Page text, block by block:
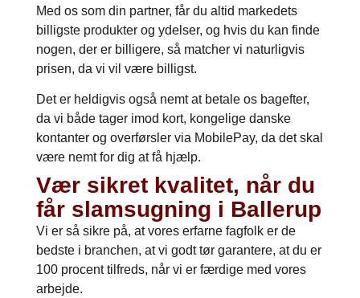
Med os som din partner, får du altid markedets
billigste produkter og ydelser, og hvis du kan finde
nogen, der er billigere, så matcher vi naturligvis
prisen, da vi vil være billigst.
Det er heldigvis også nemt at betale os bagefter,
da vi både tager imod kort, kongelige danske
kontanter og overførsler via MobilePay, da det skal
være nemt for dig at få hjælp.
Vær sikret kvalitet, når du
får slamsugning i Ballerup
Vi er så sikre på, at vores erfarne fagfolk er de
bedste i branchen, at vi godt tør garantere, at du er
100 procent tilfreds, når vi er færdige med vores
arbejde.